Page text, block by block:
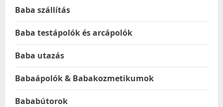
Baba szállítás
Baba testápolók és arcápolók
Baba utazás
Babaápolók & Babakozmetikumok
Bababútorok